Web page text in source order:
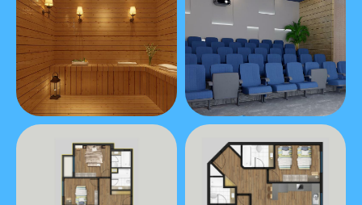
Видео ЖК "EMERALD
MARKA"